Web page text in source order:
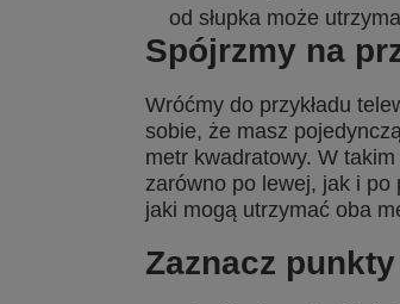
od słupka może
Spójrzmy na
Wróćmy do przykładu
sobie, że masz
metr kwadratowy. W
zarówno po lewej, jak i po
jaki mogą utrzymać oba
Zaznacz